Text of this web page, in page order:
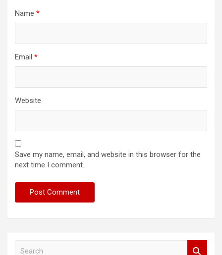
Name *
Email *
Website
Save my name, email, and website in this browser for the
next time I comment.